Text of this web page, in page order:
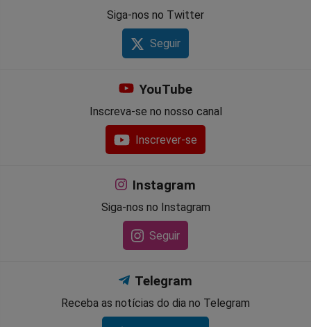
Siga-nos no Twitter
Seguir
YouTube
Inscreva-se no nosso canal
Inscrever-se
Instagram
Siga-nos no Instagram
Seguir
Telegram
Receba as notícias do dia no Telegram